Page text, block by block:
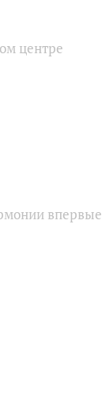
центре
впервые